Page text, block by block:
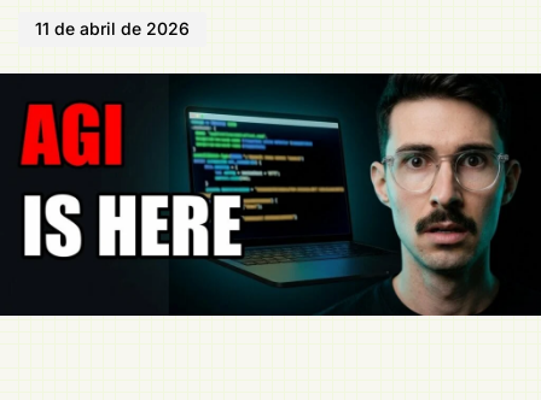
11 de abril de 2026